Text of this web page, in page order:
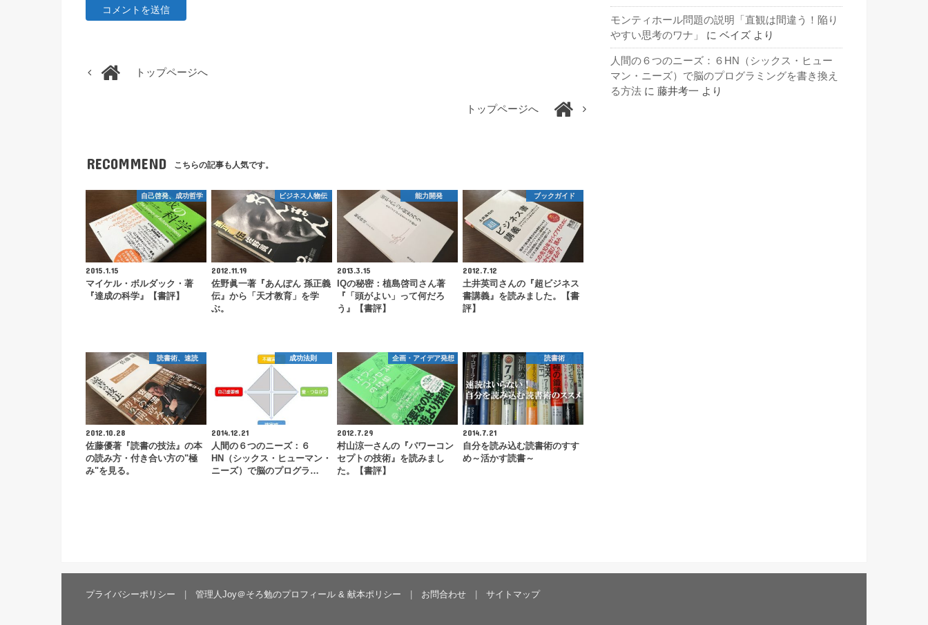
トップページへ
トップページへ
RECOMMEND こちらの記事も人気です。
自己啓発、成功哲学
2015.1.15
マイケル・ボルダック・著
『達成の科学』【書評】
ビジネス人物伝
2012.11.19
佐野眞一著『あんぽん 孫正義
伝』から「天才教育」を学
ぶ。
能力開発
2013.3.15
IQの秘密：植島啓司さん著
『「頭がよい」って何だろ
う』【書評】
ブックガイド
2012.7.12
土井英司さんの『超ビジネス
書講義』を読みました。【書
評】
読書術、速読
2012.10.28
佐藤優著『読書の技法』の本
の読み方・付き合い方の"極
み"を見る。
成功法則
2014.12.21
人間の６つのニーズ：６
HN（シックス・ヒューマン・
ニーズ）で脳のプログラ…
企画・アイデア発想
2012.7.29
村山涼一さんの『パワーコン
セプトの技術』を読みまし
た。【書評】
読書術
2014.7.21
自分を読み込む読書術のすす
め～活かす読書～
モンティホール問題の説明「直観は間違う！陥り
やすい思考のワナ」
に ベイズ より
人間の６つのニーズ：６HN（シックス・ヒュー
マン・ニーズ）で脳のプログラミングを書き換え
る方法 に 藤井考一 より
プライバシーポリシー 管理人Joy＠そろ勉のプロフィール & 献本ポリシー お問合わせ サイトマップ